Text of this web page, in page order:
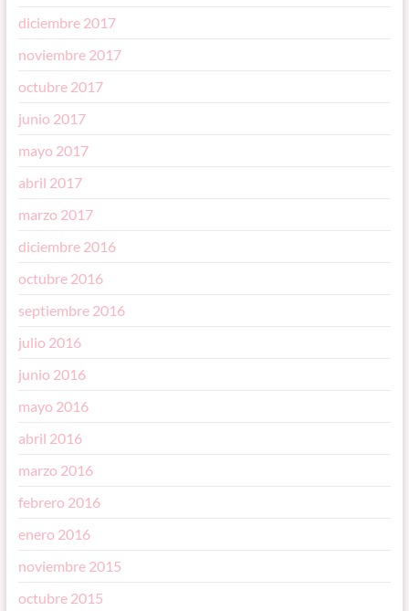
diciembre 2017
noviembre 2017
octubre 2017
junio 2017
mayo 2017
abril 2017
marzo 2017
diciembre 2016
octubre 2016
septiembre 2016
julio 2016
junio 2016
mayo 2016
abril 2016
marzo 2016
febrero 2016
enero 2016
noviembre 2015
octubre 2015